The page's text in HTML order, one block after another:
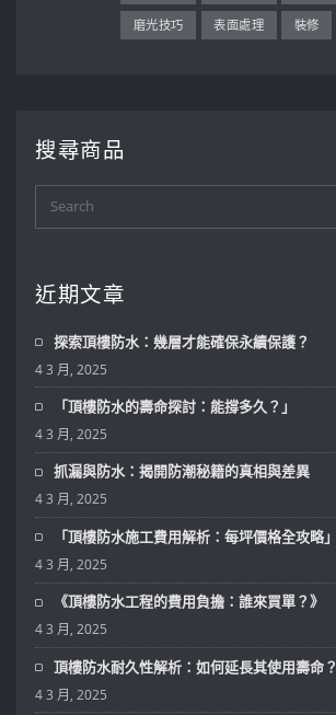
磨光技巧 表面處理 裝修
搜尋商品
近期文章
探索頂樓防水：幾層才能確保永續保護？
4 3 月, 2025
「頂樓防水的壽命探討：能撐多久？」
4 3 月, 2025
抓漏與防水：揭開防潮秘籍的真相與差異
4 3 月, 2025
「頂樓防水施工費用解析：每坪價格全攻略」
4 3 月, 2025
《頂樓防水工程的費用負擔：誰來買單？》
4 3 月, 2025
頂樓防水耐久性解析：如何延長其使用壽命？
4 3 月, 2025